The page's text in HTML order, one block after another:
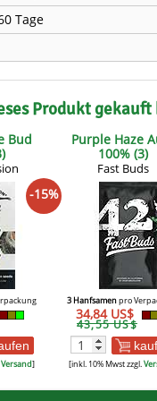
Tage
Produkt
Bud
-15%
Versand]
Purple Haze
100% (3)
Fast Buds
3 Hanfsamenpro
34,84 US$
43,55 US$
[inkl. 10% Mwst zzgl.